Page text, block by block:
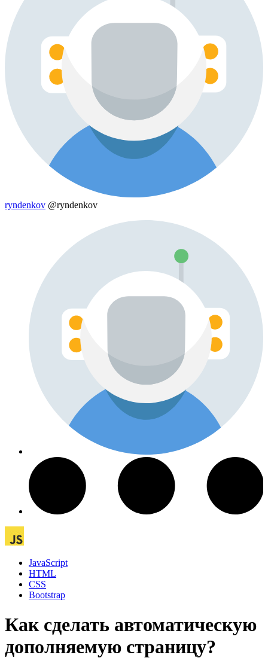
ryndenkov @ryndenkov
JavaScript
HTML
CSS
Bootstrap
Как сделать автоматическую
дополняемую страницу?